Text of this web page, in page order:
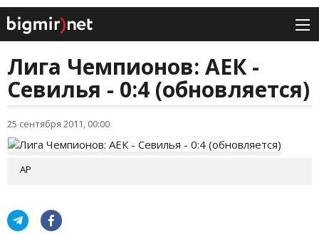
Лига Чемпионов: АЕК -
Севилья - 0:4 (обновляется)
25 сентября 2011, 00:00
AP